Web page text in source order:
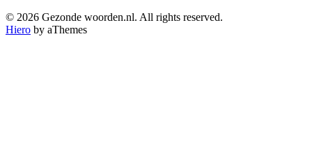
© 2026 Gezonde woorden.nl. All rights reserved.
Hiero by aThemes